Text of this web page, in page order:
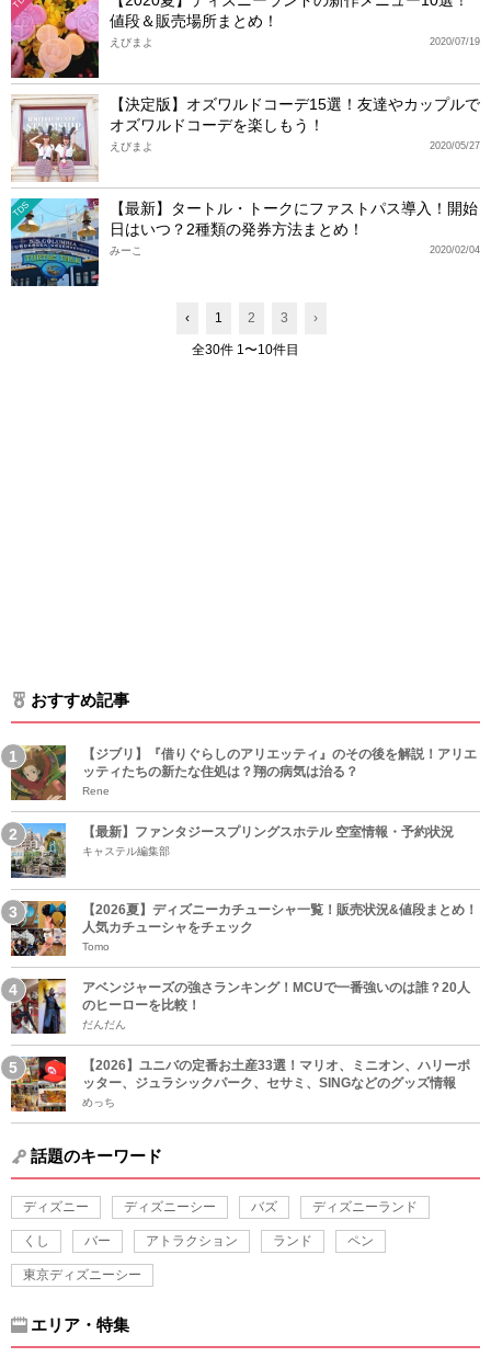
値段＆販売場所まとめ！
2020/07/19
えびまよ
【決定版】オズワルドコーデ15選！友達やカップルで
オズワルドコーデを楽しもう！
2020/05/27
えびまよ
TDS
【最新】タートル・トークにファストパス導入！開始
日はいつ？2種類の発券方法まとめ！
2020/02/04
みーこ
‹ 1 2 3 ›
全30件 1〜10件目
おすすめ記事
【ジブリ】『借りぐらしのアリエッティ』のその後を解説！アリエ
ッティたちの新たな住処は？翔の病気は治る？
Rene
【最新】ファンタジースプリングスホテル 空室情報・予約状況
キャステル編集部
【2026夏】ディズニーカチューシャ一覧！販売状況&値段まとめ！
人気カチューシャをチェック
Tomo
アベンジャーズの強さランキング！MCUで一番強いのは誰？20人
のヒーローを比較！
だんだん
【2026】ユニバの定番お土産33選！マリオ、ミニオン、ハリーポ
ッター、ジュラシックパーク、セサミ、SINGなどのグッズ情報
めっち
話題のキーワード
ディズニー ディズニーシー バズ ディズニーランド
くし バー アトラクション ランド ペン
東京ディズニーシー
エリア・特集